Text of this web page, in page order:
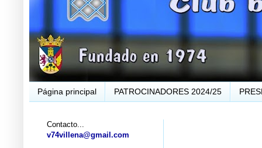
Página principal PATROCINADORES 2024/25
Contacto...
v74villena@gmail.com